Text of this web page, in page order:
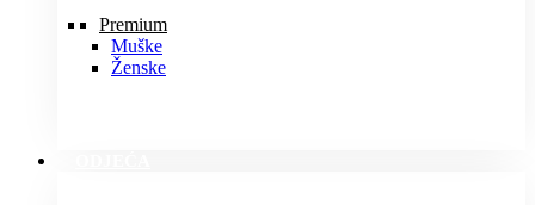
Premium
Muške
Ženske